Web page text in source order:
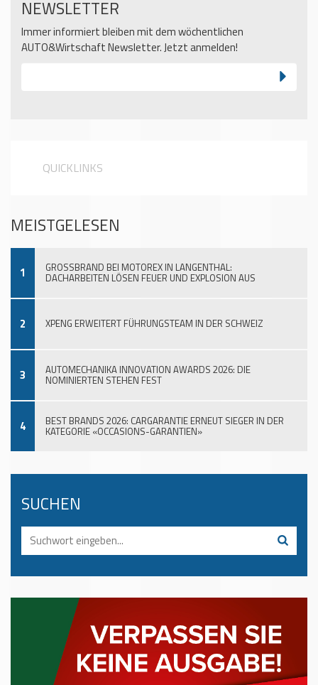
NEWSLETTER
Immer informiert bleiben mit dem wöchentlichen
AUTO&Wirtschaft Newsletter. Jetzt anmelden!
QUICKLINKS
MEISTGELESEN
1 GROSSBRAND BEI MOTOREX IN LANGENTHAL:
DACHARBEITEN LÖSEN FEUER UND EXPLOSION AUS
2 XPENG ERWEITERT FÜHRUNGSTEAM IN DER SCHWEIZ
3 AUTOMECHANIKA INNOVATION AWARDS 2026: DIE
NOMINIERTEN STEHEN FEST
4 BEST BRANDS 2026: CARGARANTIE ERNEUT SIEGER IN DER
KATEGORIE «OCCASIONS-GARANTIEN»
SUCHEN